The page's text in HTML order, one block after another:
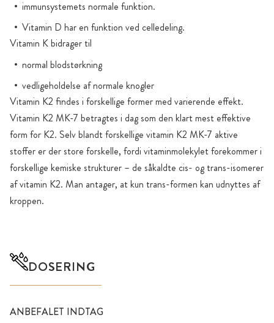
immunsystemets normale funktion.
Vitamin D har en funktion ved celledeling.
Vitamin K bidrager til
normal blodstørkning
vedligeholdelse af normale knogler
Vitamin K2 findes i forskellige former med varierende effekt.
Vitamin K2 MK-7 betragtes i dag som den klart mest effektive
form for K2. Selv blandt forskellige vitamin K2 MK-7 aktive
stoffer er der store forskelle, fordi vitaminmolekylet forekommer i
forskellige kemiske strukturer – de såkaldte cis- og trans-isomerer
af vitamin K2. Man antager, at kun trans-formen kan udnyttes af
kroppen.
DOSERING
ANBEFALET INDTAG